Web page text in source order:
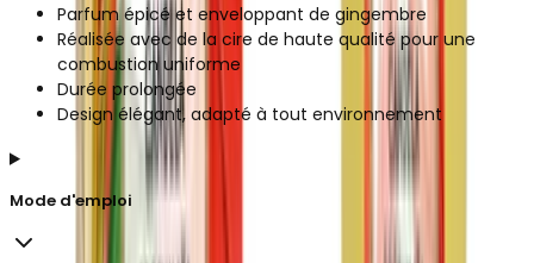
Parfum épicé et enveloppant de gingembre
Réalisée avec de la cire de haute qualité pour une
combustion uniforme
Durée prolongée
Design élégant, adapté à tout environnement
Mode d'emploi